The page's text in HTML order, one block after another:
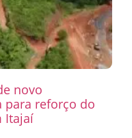
novo
para reforço do
Itajaí